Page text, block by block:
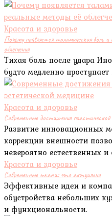
Красота и здоровье
Почему появляется таламическая боль
облегчения
Тихая боль после удара
будто медленно
Красота и здоровье
Современные достижения
Развитие инновационных
коррекции внешности
невероятно естественных
Красота и здоровье
Современные ткани: что актуально
Эффективные идеи и
обустройства небольших
и функциональности.